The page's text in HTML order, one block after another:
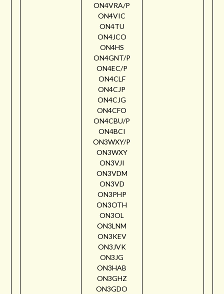
ON4VRA/P
ON4VIC
ON4TU
ON4JCO
ON4HS
ON4GNT/P
ON4EC/P
ON4CLF
ON4CJP
ON4CJG
ON4CFO
ON4CBU/P
ON4BCI
ON3WXY/P
ON3WXY
ON3VJI
ON3VDM
ON3VD
ON3PHP
ON3OTH
ON3OL
ON3LNM
ON3KEV
ON3JVK
ON3JG
ON3HAB
ON3GHZ
ON3GDO